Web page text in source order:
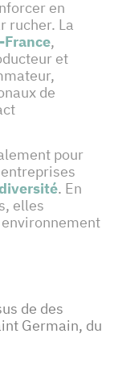
en
rucher. La
,
et
de
pour
. En
elles
de des
Germain, du